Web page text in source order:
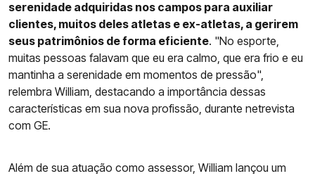
serenidade adquiridas nos campos para auxiliar
clientes, muitos deles atletas e ex-atletas, a gerirem
seus patrimônios de forma eficiente. "No esporte,
muitas pessoas falavam que eu era calmo, que era frio e eu
mantinha a serenidade em momentos de pressão",
relembra William, destacando a importância dessas
características em sua nova profissão, durante netrevista
com GE.
Além de sua atuação como assessor, William lançou um